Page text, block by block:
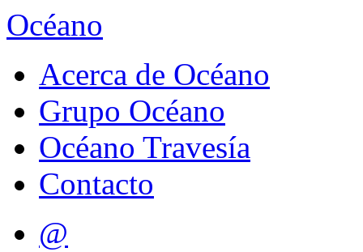
Océano
Acerca de Océano
Grupo Océano
Océano Travesía
Contacto
@